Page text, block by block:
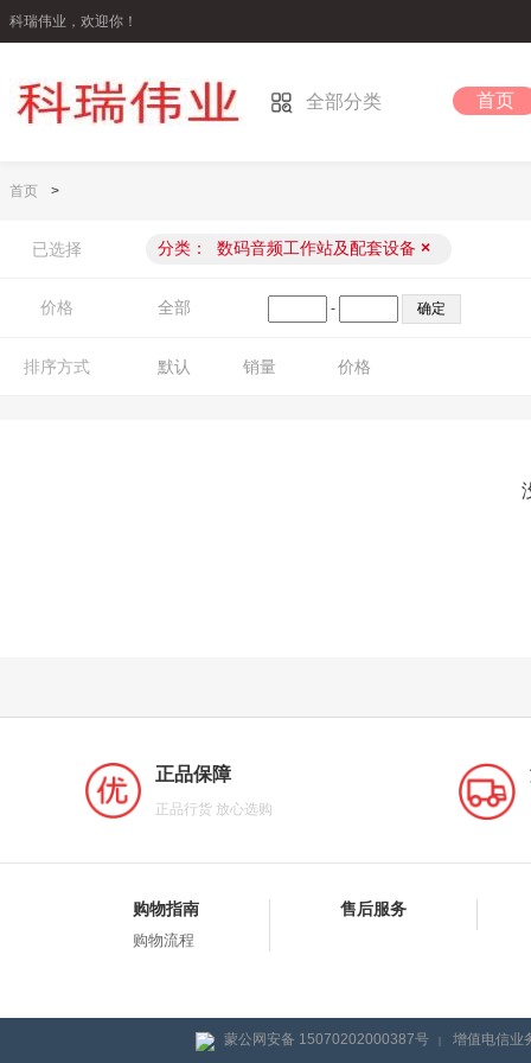
科瑞伟业，欢迎你！
全部分类 首页
首页 >
已选择 分类： 数码音频工作站及配套设备 ×
价格 全部 -
排序方式 默认 销量 价格
正品保障
正品行货 放心选购
购物指南
购物流程
售后服务
蒙公网安备 15070202000387号 | 增值电信业